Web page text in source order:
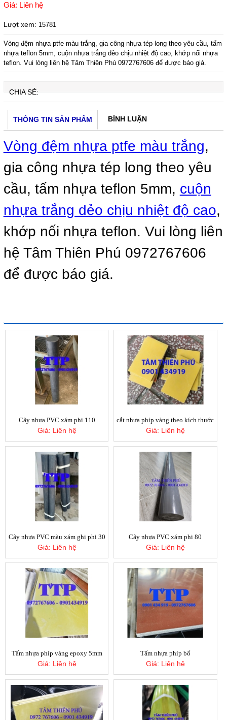
Giá: Liên hệ
Lượt xem: 15781
Vòng đệm nhựa ptfe màu trắng, gia công nhựa tép long theo yêu cầu, tấm
nhựa teflon 5mm, cuộn nhựa trắng dẻo chịu nhiệt độ cao, khớp nối nhựa
teflon. Vui lòng liên hệ Tâm Thiên Phú 0972767606 để được báo giá.
CHIA SẺ:
THÔNG TIN SẢN PHẨM BÌNH LUẬN
Vòng đệm nhựa ptfe màu trắng,
gia công nhựa tép long theo yêu
cầu, tấm nhựa teflon 5mm, cuộn
nhựa trắng dẻo chịu nhiệt độ cao,
khớp nối nhựa teflon. Vui lòng liên
hệ Tâm Thiên Phú 0972767606
để được báo giá.
Cây nhựa PVC xám phi 110
Giá: Liên hệ
cắt nhựa phíp vàng theo kích thước
Giá: Liên hệ
Cây nhựa PVC màu xám ghi phi 30
Giá: Liên hệ
Cây nhựa PVC xám phi 80
Giá: Liên hệ
Tấm nhựa phíp vàng epoxy 5mm
Giá: Liên hệ
Tấm nhựa phíp bố
Giá: Liên hệ
Tấm cao su sọc 10mm
Giá:Liên hệ
miếng đệm tròn đặc silicon
Cuộn mút xốp eva 7mm
Liên hệ
Cây nhựa PVC xám phi 110
Giá: